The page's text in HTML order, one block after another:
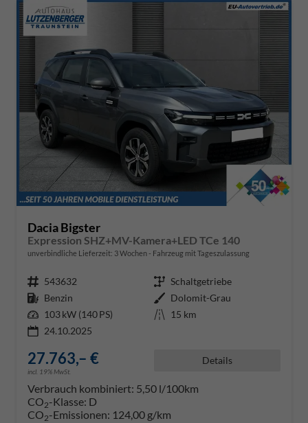
Dacia Bigster
Expression SHZ+MV-Kamera+LED TCe 140
unverbindliche Lieferzeit: 3 Wochen Fahrzeug mit Tageszulassung
Fahrzeugnr. 543632 Getriebe Schaltgetriebe
Kraftstoff Benzin Außenfarbe Dolomit-Grau
Leistung 103 kW (140 PS) Kilometerstand 15 km
24.10.2025
27.763,– €
incl. 19% MwSt.
Details
Verbrauch kombiniert: 5,50 l/100km
CO2-Klasse: D
CO2-Emissionen: 124,00 g/km